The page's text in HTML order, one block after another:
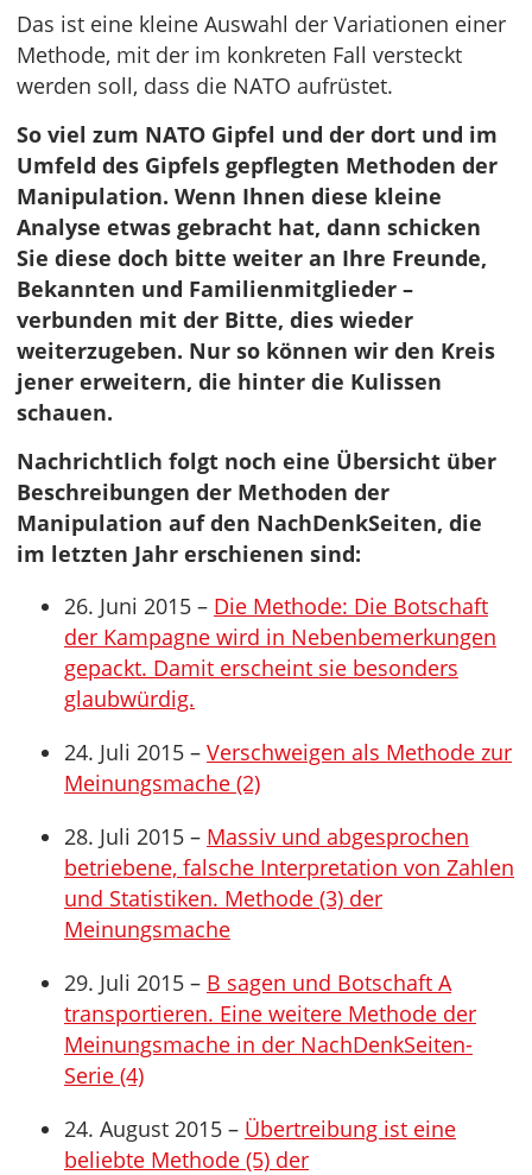
Das ist eine kleine Auswahl der Variationen einer
Methode, mit der im konkreten Fall versteckt
werden soll, dass die NATO aufrüstet.
So viel zum NATO Gipfel und der dort und im
Umfeld des Gipfels gepflegten Methoden der
Manipulation. Wenn Ihnen diese kleine
Analyse etwas gebracht hat, dann schicken
Sie diese doch bitte weiter an Ihre Freunde,
Bekannten und Familienmitglieder –
verbunden mit der Bitte, dies wieder
weiterzugeben. Nur so können wir den Kreis
jener erweitern, die hinter die Kulissen
schauen.
Nachrichtlich folgt noch eine Übersicht über
Beschreibungen der Methoden der
Manipulation auf den NachDenkSeiten, die
im letzten Jahr erschienen sind:
26. Juni 2015 – Die Methode: Die Botschaft
der Kampagne wird in Nebenbemerkungen
gepackt. Damit erscheint sie besonders
glaubwürdig.
24. Juli 2015 – Verschweigen als Methode zur
Meinungsmache (2)
28. Juli 2015 – Massiv und abgesprochen
betriebene, falsche Interpretation von Zahlen
und Statistiken. Methode (3) der
Meinungsmache
29. Juli 2015 – B sagen und Botschaft A
transportieren. Eine weitere Methode der
Meinungsmache in der NachDenkSeiten-
Serie (4)
24. August 2015 – Übertreibung ist eine
beliebte Methode (5) der